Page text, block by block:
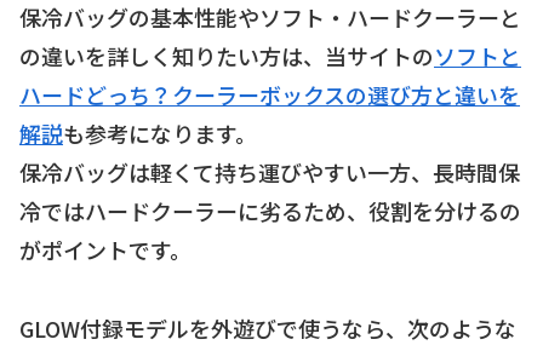
保冷バッグの基本性能やソフト・ハードクーラーと
の違いを詳しく知りたい方は、当サイトのソフトと
ハードどっち？クーラーボックスの選び方と違いを
解説も参考になります。
保冷バッグは軽くて持ち運びやすい一方、長時間保
冷ではハードクーラーに劣るため、役割を分けるの
がポイントです。
GLOW付録モデルを外遊びで使うなら、次のような